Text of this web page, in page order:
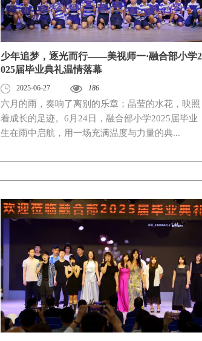
少年追梦，逐光而行——美视师一·融合部小学2
025届毕业典礼温情落幕
2025-06-27 186
六月的雨，奏响了离别的乐章；晶莹的水花，映照
着成长的足迹。6月24日，融合部小学2025届毕业
生在雨中启航，用一场充满温度与力量的典...